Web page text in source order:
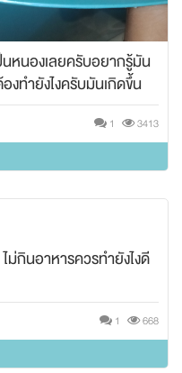
นหนองเลยครับอยากรู้มัน
งทำยังไงครับมันเกิดขึ้น
อกผมน่อยT T
1 3413
ม่กินอาหารควรทำยังไงดี
1 668